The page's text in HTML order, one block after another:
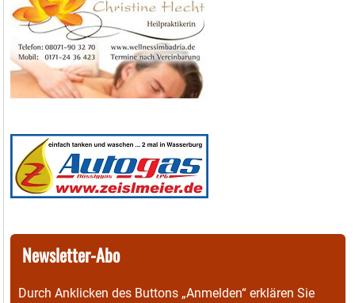
Newsletter-Abo
Durch Anklicken des Buttons „Anmelden“ erklären Sie